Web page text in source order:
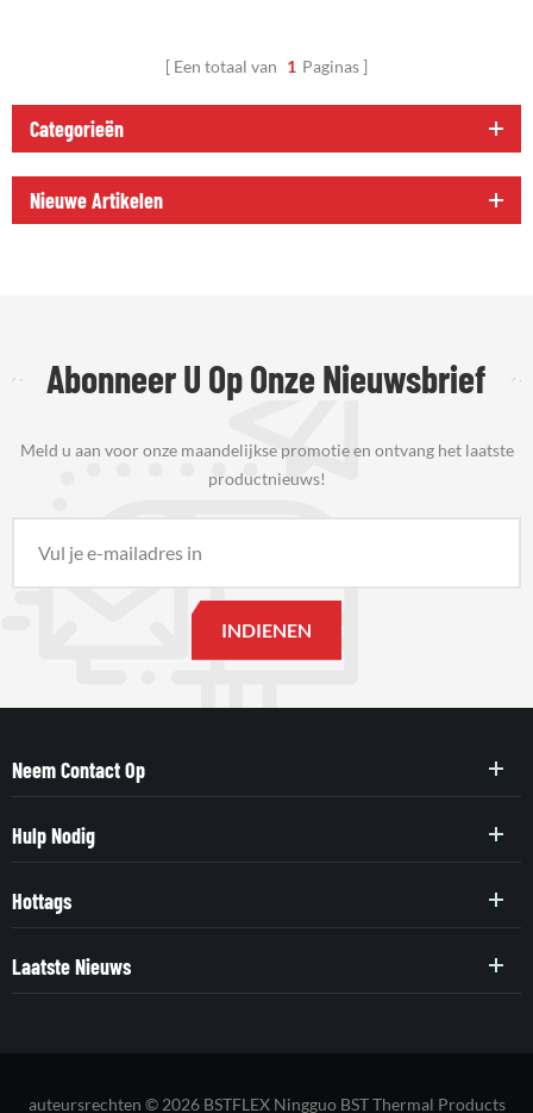
Een totaal van 1 Paginas
Categorieën
Nieuwe Artikelen
Abonneer U Op Onze Nieuwsbrief
Meld u aan voor onze maandelijkse promotie en ontvang het laatste
productnieuws!
Neem Contact Op
Hulp Nodig
Hottags
Laatste Nieuws
auteursrechten © 2026 BSTFLEX Ningguo BST Thermal Products